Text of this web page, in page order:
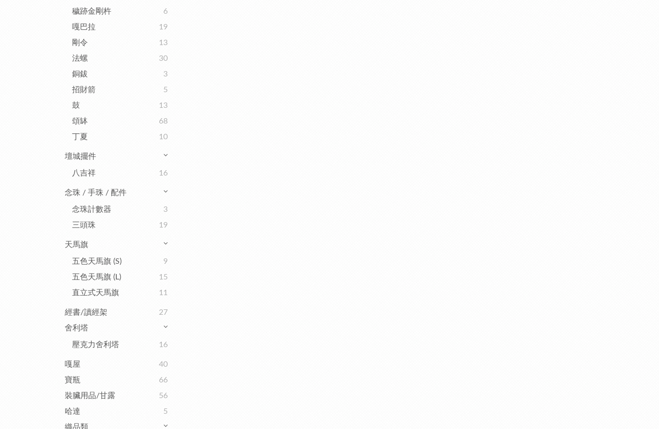
穢跡金剛杵
6
嘎巴拉
19
剛令
13
法螺
30
銅鈸
3
招財箭
5
鼓
13
頌缽
68
丁夏
10
壇城擺件
八吉祥 16
念珠 / 手珠 / 配件
念珠計數器
3
三頭珠
19
天馬旗
五色天馬旗 (S)
9
五色天馬旗 (L)
15
直立式天馬旗
11
經書/讀經架
27
舍利塔
壓克力舍利塔 16
嘎屋
40
寶瓶
66
裝臟用品/甘露
56
哈達
5
織品類